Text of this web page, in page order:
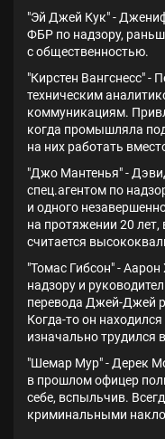
"Эй Джей Кук" -
ФБР по надзору,
с общественностью.
"Кирстен Вангснесс" -
техническим
коммуникациям.
когда промышляла
на них работать
"Джо Мантенья" -
спец.агентом по
и одного
на протяжении 20
считается
"Томас Гибсон" -
надзору и
перевода Джей-Джей
Когда-то он
изначально трудился
"Шемар Мур" - Дерек
в прошлом офицер
себе, вспыльчив.
криминальными